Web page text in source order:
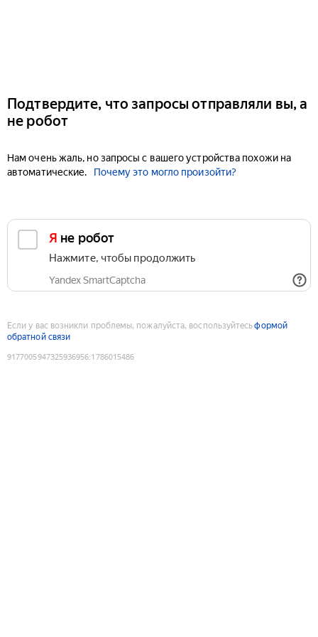
Подтвердите, что запросы отправляли вы, а
не робот
Нам очень жаль, но запросы с вашего устройства похожи на
автоматические.
Почему это могло произойти?
Я не робот
Нажмите, чтобы продолжить
Yandex SmartCaptcha
Если у вас возникли проблемы, пожалуйста, воспользуйтесьформой
обратной связи
9177005947325936956:1786015486